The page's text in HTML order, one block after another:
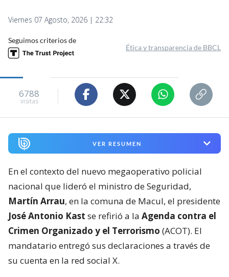
Viernes 07 Agosto, 2026 | 22:32
Seguimos criterios de
Ética y transparencia de BBCL
6788
visitas
VER RESUMEN
En el contexto del nuevo megaoperativo policial
nacional que lideró el ministro de Seguridad,
Martín Arrau, en la comuna de Macul, el presidente
José Antonio Kast se refirió a la Agenda contra el
Crimen Organizado y el Terrorismo (ACOT). El
mandatario entregó sus declaraciones a través de
su cuenta en la red social X.